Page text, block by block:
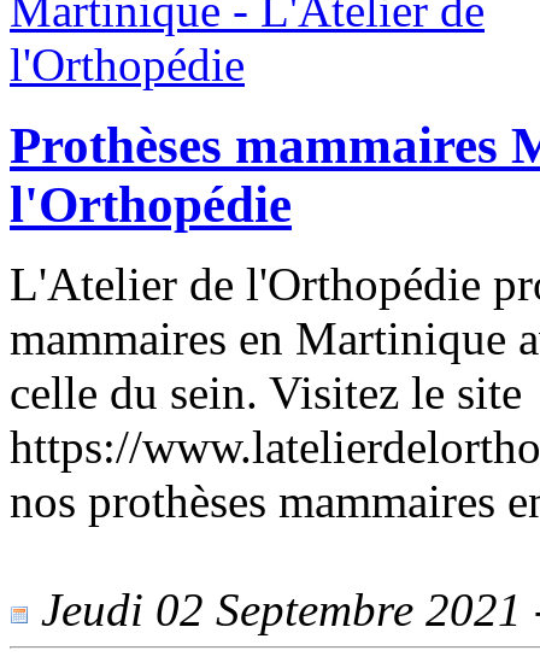
Prothèses
l'Orthopédie
L'Atelier de l'Orthopédie
mammaires en Martinique
celle du sein. Visitez le site
https://
nos prothèses mammaires
Jeudi 02 Septembre